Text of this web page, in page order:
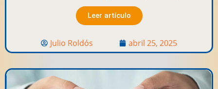
Leer artículo
Julio Roldós abril 25, 2025